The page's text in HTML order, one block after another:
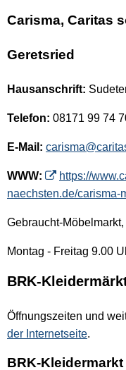
Carisma, Caritas
Geretsried
Hausanschrift:
Telefon: 08171 99 74
E-Mail:
WWW:
https://
naechsten.de/carisma-
Gebraucht-
Montag - Freitag 9.00
BRK-
Öffnungszeiten und
der Internetseite.
BRK-